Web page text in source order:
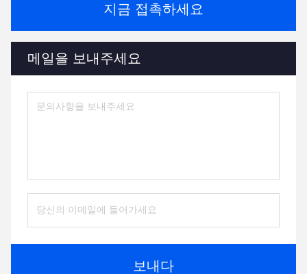
지금 접촉하세요
메일을 보내주세요
보내다